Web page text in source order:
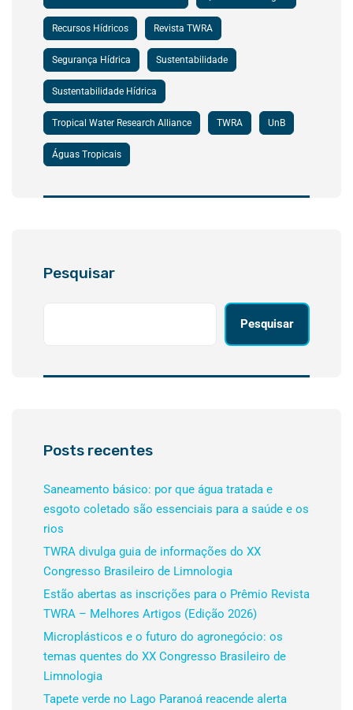
Recursos Hídricos Revista TWRA
Segurança Hídrica Sustentabilidade
Sustentabilidade Hídrica
Tropical Water Research Alliance TWRA UnB
Águas Tropicais
Pesquisar
Pesquisar
Posts recentes
Saneamento básico: por que água tratada e
esgoto coletado são essenciais para a saúde e os
rios
TWRA divulga guia de informações do XX
Congresso Brasileiro de Limnologia
Estão abertas as inscrições para o Prêmio Revista
TWRA – Melhores Artigos (Edição 2026)
Microplásticos e o futuro do agronegócio: os
temas quentes do XX Congresso Brasileiro de
Limnologia
Tapete verde no Lago Paranoá reacende alerta